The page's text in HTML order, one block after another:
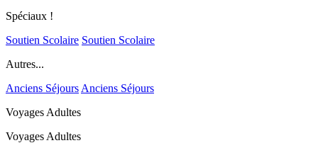
Spéciaux !
Soutien Scolaire Soutien Scolaire
Autres...
Anciens Séjours Anciens Séjours
Voyages Adultes
Voyages Adultes